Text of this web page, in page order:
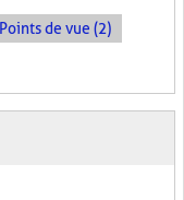
Points de vue (2)